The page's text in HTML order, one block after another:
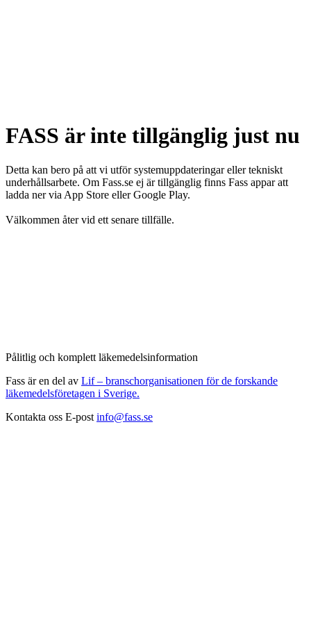
FASS är inte tillgänglig just nu
Detta kan bero på att vi utför systemuppdateringar eller tekniskt
underhållsarbete. Om Fass.se ej är tillgänglig finns Fass appar att
ladda ner via App Store eller Google Play.
Välkommen åter vid ett senare tillfälle.
Pålitlig och komplett läkemedelsinformation
Fass är en del av Lif – branschorganisationen för de forskande
läkemedelsföretagen i Sverige.
Kontakta oss E-post info@fass.se